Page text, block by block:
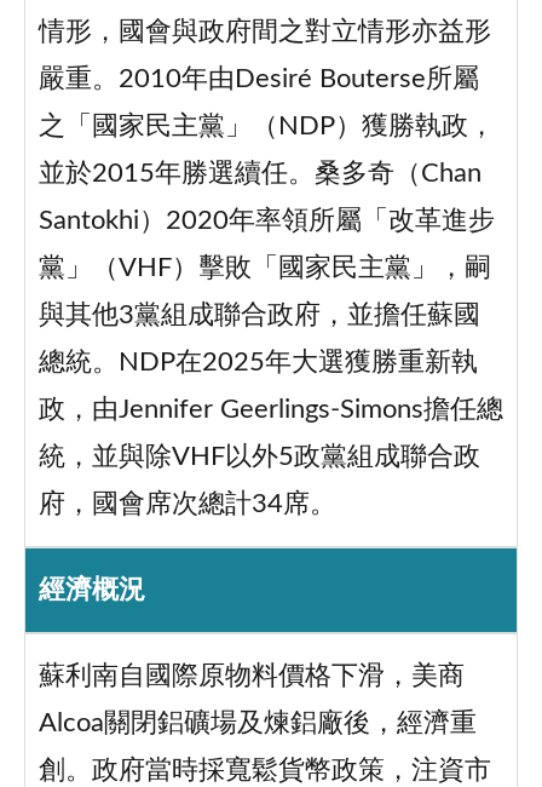
情形，國會與政府間之對立情形亦益形
嚴重。2010年由Desiré Bouterse所屬
之「國家民主黨」（NDP）獲勝執政，
並於2015年勝選續任。桑多奇（Chan
Santokhi）2020年率領所屬「改革進步
黨」（VHF）擊敗「國家民主黨」，嗣
與其他3黨組成聯合政府，並擔任蘇國
總統。NDP在2025年大選獲勝重新執
政，由Jennifer Geerlings-Simons擔任總
統，並與除VHF以外5政黨組成聯合政
府，國會席次總計34席。
經濟概況
蘇利南自國際原物料價格下滑，美商
Alcoa關閉鋁礦場及煉鋁廠後，經濟重
創。政府當時採寬鬆貨幣政策，注資市